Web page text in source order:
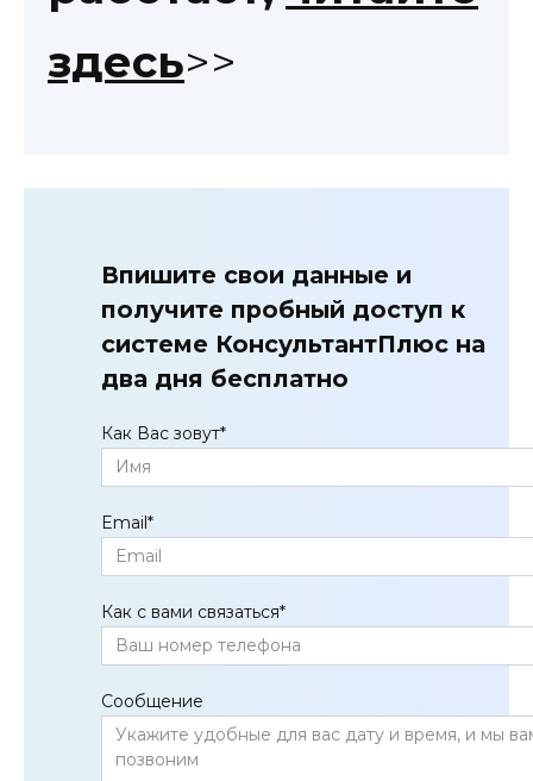
здесь>>
Впишите свои данные и
получите пробный доступ к
системе КонсультантПлюс на
два дня бесплатно
Как Вас зовут*
Email*
Как с вами связаться*
Сообщение